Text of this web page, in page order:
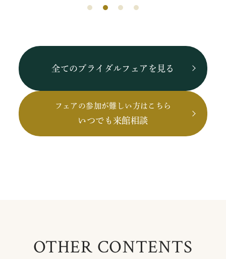
全てのブライダルフェアを見る
フェアの参加が難しい方はこちら
いつでも来館相談
OTHER CONTENTS